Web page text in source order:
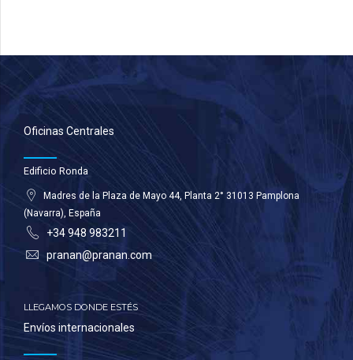
Oficinas Centrales
Edificio Ronda
Madres de la Plaza de Mayo 44, Planta 2° 31013 Pamplona
(Navarra), España
+34 948 983211
pranan@pranan.com
LLEGAMOS DONDE ESTÉS
Envíos internacionales